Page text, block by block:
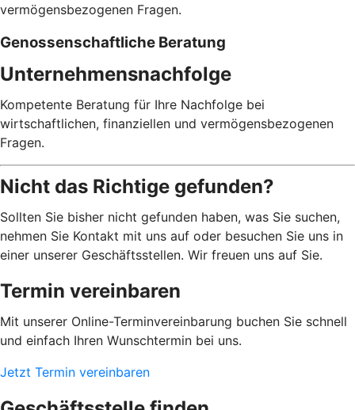
vermögensbezogenen Fragen.
Genossenschaftliche Beratung
Unternehmensnachfolge
Kompetente Beratung für Ihre Nachfolge bei
wirtschaftlichen, finanziellen und vermögensbezogenen
Fragen.
Nicht das Richtige gefunden?
Sollten Sie bisher nicht gefunden haben, was Sie suchen,
nehmen Sie Kontakt mit uns auf oder besuchen Sie uns in
einer unserer Geschäftsstellen. Wir freuen uns auf Sie.
Termin vereinbaren
Mit unserer Online-Terminvereinbarung buchen Sie schnell
und einfach Ihren Wunschtermin bei uns.
Jetzt Termin vereinbaren